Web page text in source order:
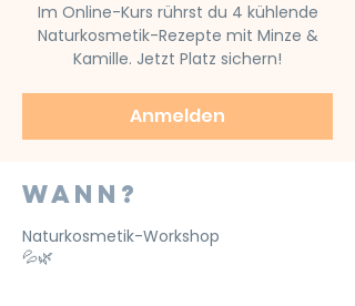
Im Online-Kurs rührst du 4 kühlende
Naturkosmetik-Rezepte mit Minze &
Kamille. Jetzt Platz sichern!
Anmelden
Wann?
Naturkosmetik-Workshop
💦🌿